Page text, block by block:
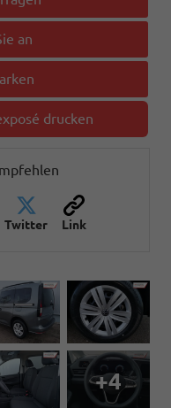
an
drucken
Twitter Link
+4